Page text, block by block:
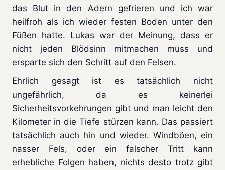
das Blut in den Adern gefrieren und ich war
heilfroh als ich wieder festen Boden unter den
Füßen hatte. Lukas war der Meinung, dass er
nicht jeden Blödsinn mitmachen muss und
ersparte sich den Schritt auf den Felsen.
Ehrlich gesagt ist es tatsächlich nicht
ungefährlich, da es keinerlei
Sicherheitsvorkehrungen gibt und man leicht den
Kilometer in die Tiefe stürzen kann. Das passiert
tatsächlich auch hin und wieder. Windböen, ein
nasser Fels, oder ein falscher Tritt kann
erhebliche Folgen haben, nichts desto trotz gibt